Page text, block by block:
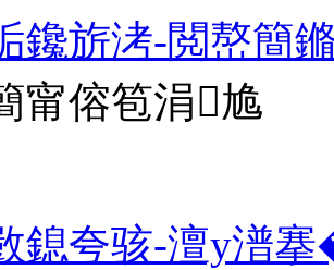
鑱旂洘-閲嶅簡
甯傛笣涓尯
鎴夸骇-澶у潽